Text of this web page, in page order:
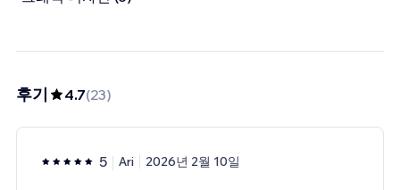
후기 4.7(23)
5 Ari 2026년 2월 10일